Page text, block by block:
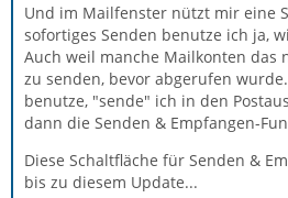
Und im Mailfenster nützt mir eine
sofortiges Senden benutze ich ja,
Auch weil manche Mailkonten das
zu senden, bevor abgerufen
benutze, "sende" ich in den
dann die Senden & Empfangen-
Diese Schaltfläche für Senden &
bis zu diesem Update...